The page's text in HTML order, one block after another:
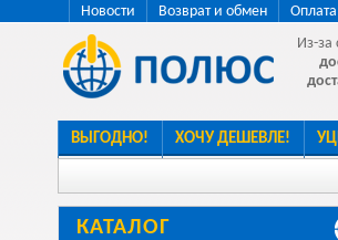
Новости Возврат и обмен
Из-за
ВЫГОДНО! ХОЧУ ДЕШЕВЛЕ!
КАТАЛОГ